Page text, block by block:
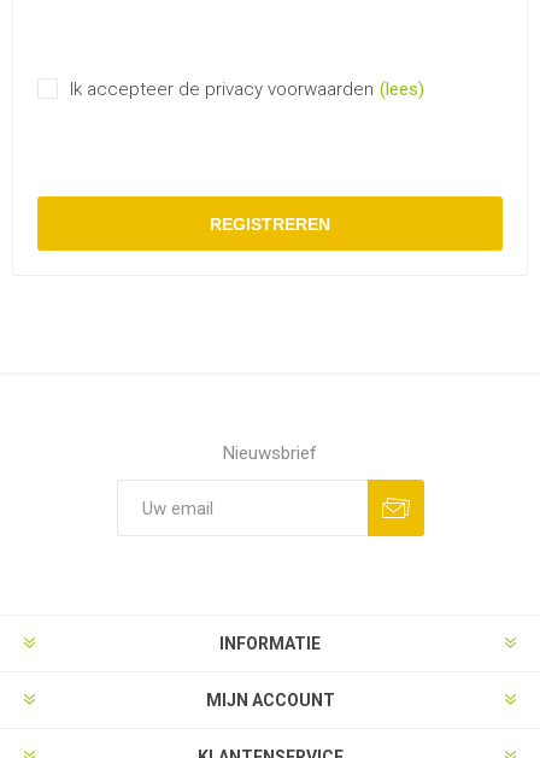
Ik accepteer de privacy voorwaarden (lees)
Nieuwsbrief
INFORMATIE
MIJN ACCOUNT